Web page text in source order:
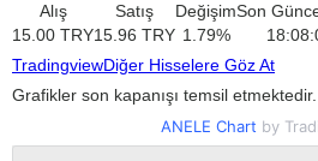
Alış
15.00 TRY
Satış
15.96 TRY
Değişim
1.79%
Son
TradingviewDiğer Hisselere Göz At
Grafikler son kapanışı temsil etmektedir.
ANELE Chart by